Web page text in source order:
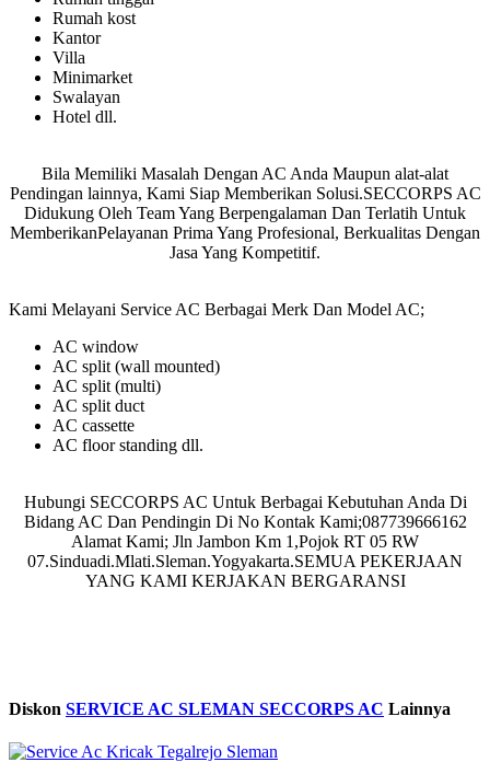
Rumah kost
Kantor
Villa
Minimarket
Swalayan
Hotel dll.
Bila Memiliki Masalah Dengan AC Anda Maupun alat-alat
Pendingan lainnya, Kami Siap Memberikan Solusi.SECCORPS AC
Didukung Oleh Team Yang Berpengalaman Dan Terlatih Untuk
MemberikanPelayanan Prima Yang Profesional, Berkualitas Dengan
Jasa Yang Kompetitif.
Kami Melayani Service AC Berbagai Merk Dan Model AC;
AC window
AC split (wall mounted)
AC split (multi)
AC split duct
AC cassette
AC floor standing dll.
Hubungi SECCORPS AC Untuk Berbagai Kebutuhan Anda Di
Bidang AC Dan Pendingin Di No Kontak Kami;087739666162
Alamat Kami; Jln Jambon Km 1,Pojok RT 05 RW
07.Sinduadi.Mlati.Sleman.Yogyakarta.SEMUA PEKERJAAN
YANG KAMI KERJAKAN BERGARANSI
Diskon SERVICE AC SLEMAN SECCORPS AC Lainnya